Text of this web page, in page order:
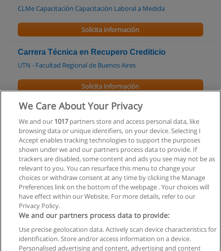
CLMe Capacitación Capacitación Laboral a Medida
Solicita información
Carrera Técnica en Recupero Crediticio
UTN - Facultad Regional de Buenos Aires
Solicita información
Curso - Programa de Formación en Mercado de
Capitales ON LINE
Matba Rofex School
Solicita información
Privacidad de datos
Contactar con Educaedu
We Care About Your Privacy
We and our 1017partners store and access personal data, like
browsing data or unique identifiers, on your device. Selecting I
Accept enables tracking technologies to support the purposes
shown under we and our partners process data to provide. If
trackers are disabled, some content and ads you see may not be as
relevant to you. You can resurface this menu to change your
choices or withdraw consent at any time by clicking the Manage
Preferences link on the bottom of the webpage . Your choices will
have effect within our Website. For more details, refer to our
Privacy Policy.
We and our partners process data to provide:
Use precise geolocation data. Actively scan device characteristics for
identification. Store and/or access information on a device.
Personalised advertising and content, advertising and content